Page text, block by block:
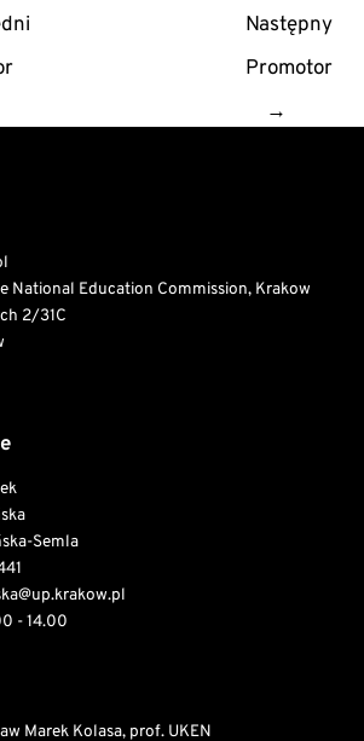
Następny
Promotor
→
National Education Commission, Krakow
2/31C
Semla
- 14.00
Marek Kolasa, prof. UKEN